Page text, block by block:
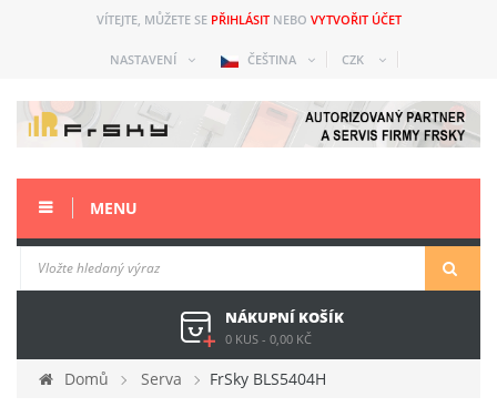
VÍTEJTE, MŮŽETE SE PŘIHLÁSIT NEBO VYTVOŘIT ÚČET
NASTAVENÍ ČEŠTINA CZK
MENU
NÁKUPNÍ KOŠÍK
0 KUS - 0,00 KČ
Domů Serva FrSky BLS5404H